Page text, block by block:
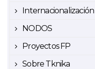
Internacionalización
NODOS
Proyectos FP
Sobre Tknika